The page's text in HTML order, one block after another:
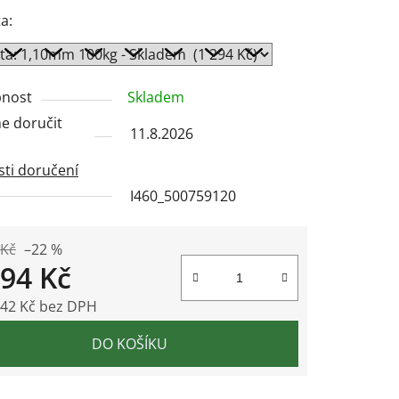
Skladem
doručit
11.8.2026
doručení
I460_500759120
–22 %
Kč
Kč bez DPH
DO KOŠÍKU